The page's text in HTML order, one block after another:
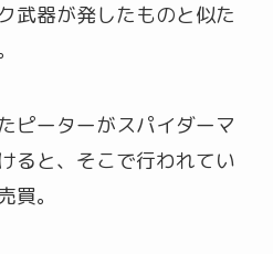
武器が発したものと似た
ピーターがスパイダーマ
ると、そこで行われてい
買。